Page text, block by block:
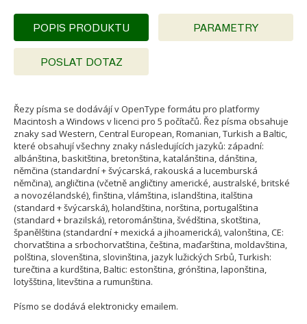
POPIS PRODUKTU PARAMETRY
POSLAT DOTAZ
Řezy písma se dodávájí v OpenType formátu pro platformy
Macintosh a Windows v licenci pro 5 počítačů. Řez písma obsahuje
znaky sad Western, Central European, Romanian, Turkish a Baltic,
které obsahují všechny znaky následujících jazyků: západní:
albánština, baskitština, bretonština, katalánština, dánština,
němčina (standardní + švýcarská, rakouská a lucemburská
němčina), angličtina (včetně angličtiny americké, australské, britské
a novozélandské), finština, vlámština, islandština, italština
(standard + švýcarská), holandština, norština, portugalština
(standard + brazilská), retorománština, švédština, skotština,
španělština (standardní + mexická a jihoamerická), valonština, CE:
chorvatština a srbochorvatština, čeština, maďarština, moldavština,
polština, slovenština, slovinština, jazyk lužických Srbů, Turkish:
turečtina a kurdština, Baltic: estonština, grónština, laponština,
lotyšština, litevština a rumunština.
Písmo se dodává elektronicky emailem.